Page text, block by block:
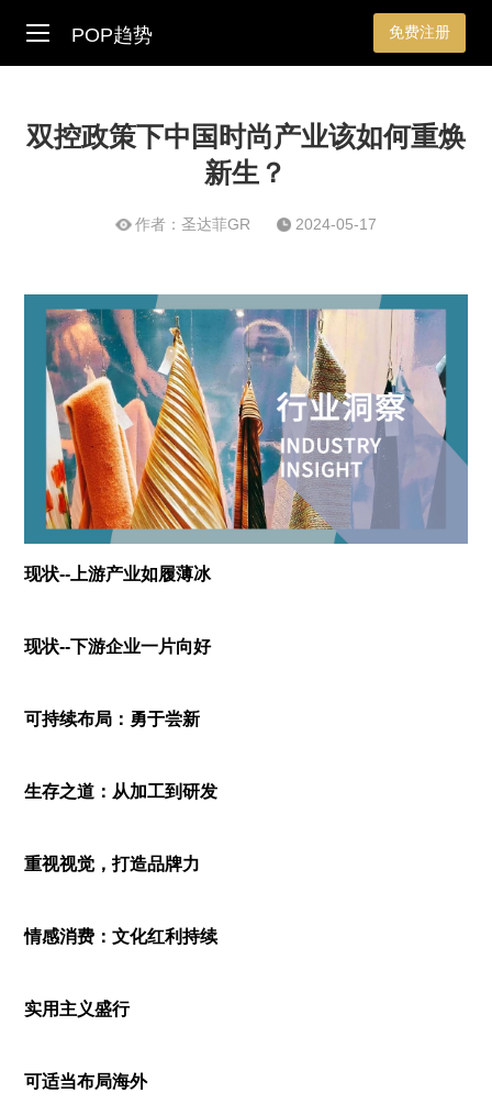
POP趋势 免费注册
双控政策下中国时尚产业该如何重焕
新生？
作者：圣达菲GR 2024-05-17
现状--上游产业如履薄冰
现状--下游企业一片向好
可持续布局：勇于尝新
生存之道：从加工到研发
重视视觉，打造品牌力
情感消费：文化红利持续
实用主义盛行
可适当布局海外